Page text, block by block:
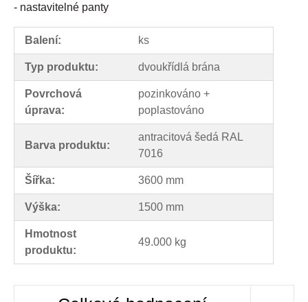
- nastavitelné panty
Balení: ks
Typ produktu: dvoukřídlá brána
Povrchová
úprava:
pozinkováno +
poplastováno
Barva produktu:
antracitová šedá RAL
7016
Šířka: 3600 mm
Výška: 1500 mm
Hmotnost
produktu:
49.000 kg